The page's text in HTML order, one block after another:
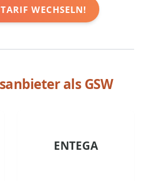
WECHSELN!
alsGSW
ENTEGA